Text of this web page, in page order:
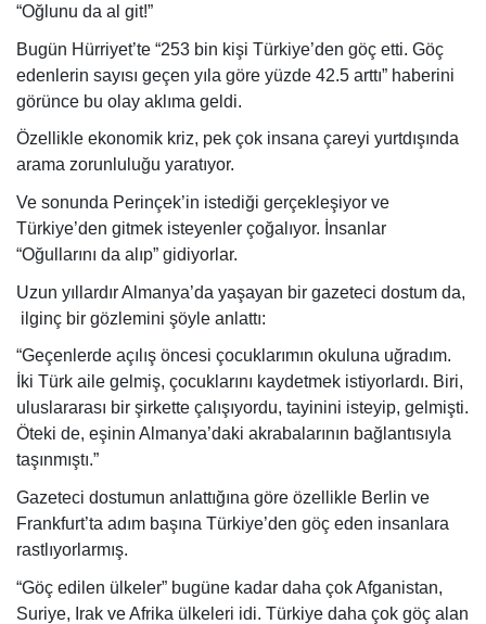
“Oğlunu da al git!”
Bugün Hürriyet’te “253 bin kişi Türkiye’den göç etti. Göç
edenlerin sayısı geçen yıla göre yüzde 42.5 arttı” haberini
görünce bu olay aklıma geldi.
Özellikle ekonomik kriz, pek çok insana çareyi yurtdışında
arama zorunluluğu yaratıyor.
Ve sonunda Perinçek’in istediği gerçekleşiyor ve
Türkiye’den gitmek isteyenler çoğalıyor. İnsanlar
“Oğullarını da alıp” gidiyorlar.
Uzun yıllardır Almanya’da yaşayan bir gazeteci dostum da,
ilginç bir gözlemini şöyle anlattı:
“Geçenlerde açılış öncesi çocuklarımın okuluna uğradım.
İki Türk aile gelmiş, çocuklarını kaydetmek istiyorlardı. Biri,
uluslararası bir şirkette çalışıyordu, tayinini isteyip, gelmişti.
Öteki de, eşinin Almanya’daki akrabalarının bağlantısıyla
taşınmıştı.”
Gazeteci dostumun anlattığına göre özellikle Berlin ve
Frankfurt’ta adım başına Türkiye’den göç eden insanlara
rastlıyorlarmış.
“Göç edilen ülkeler” bugüne kadar daha çok Afganistan,
Suriye, Irak ve Afrika ülkeleri idi. Türkiye daha çok göç alan